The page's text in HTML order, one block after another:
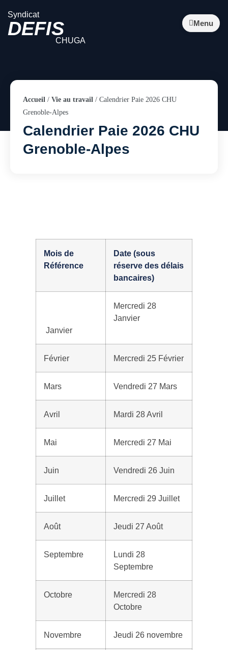
Syndicat
DEFIS
CHUGA
Menu
Accueil / Vie au travail / Calendrier Paie 2026 CHU
Grenoble-Alpes
Calendrier Paie 2026 CHU
Grenoble-Alpes
Mois de
Référence
Date (sous
réserve des délais
bancaires)
Janvier
Mercredi 28
Janvier
Février Mercredi 25 Février
Mars Vendredi 27 Mars
Avril Mardi 28 Avril
Mai Mercredi 27 Mai
Juin Vendredi 26 Juin
Juillet Mercredi 29 Juillet
Août Jeudi 27 Août
Septembre
Lundi 28
Septembre
Octobre
Mercredi 28
Octobre
Novembre Jeudi 26 novembre